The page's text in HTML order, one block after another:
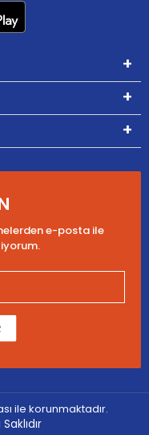
e-posta ile
ile korunmaktadır.